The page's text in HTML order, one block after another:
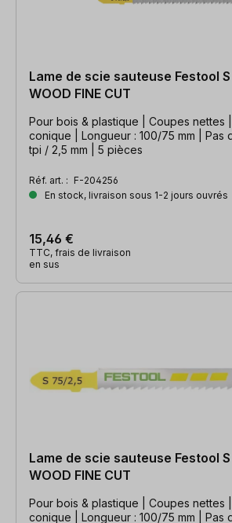
Lame de scie sauteuse Festool
WOOD FINE CUT
Pour bois & plastique | Coupes nettes
conique | Longueur : 100/75 mm | Pas
tpi / 2,5 mm | 5 pièces
Réf. art. : F-204256
En stock, livraison sous 1-2 jours ouvrés
15,46 €
TTC, frais de livraison
en sus
Lame de scie sauteuse Festool
WOOD FINE CUT
Pour bois & plastique | Coupes nettes
conique | Longueur : 100/75 mm | Pas